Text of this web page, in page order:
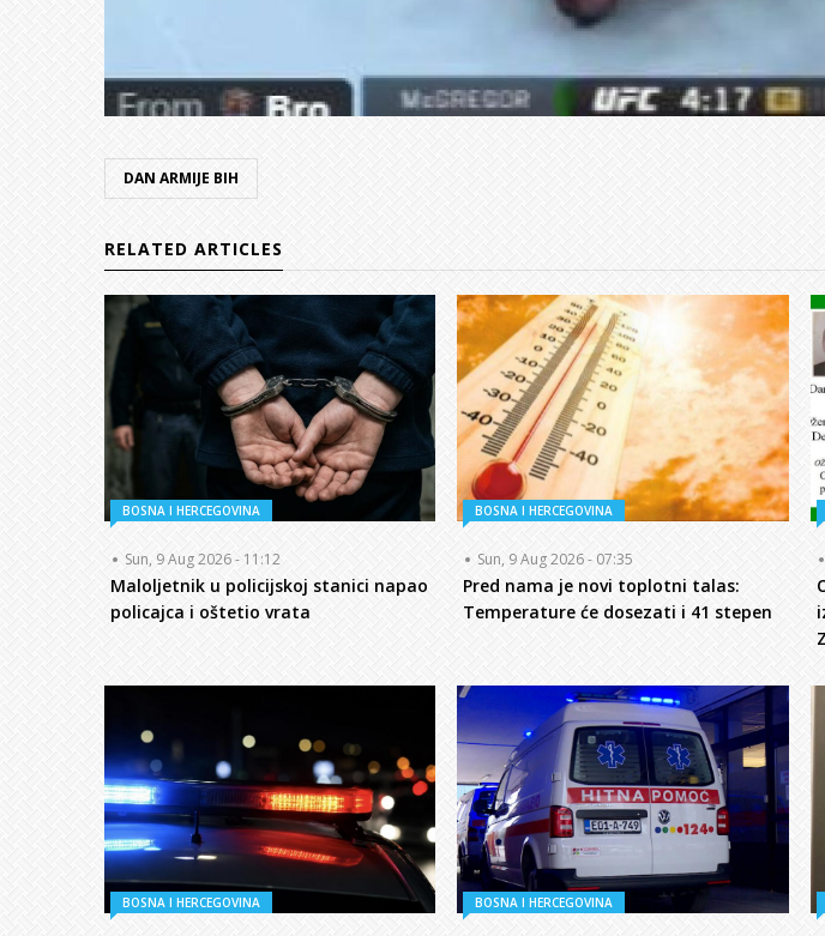
DAN ARMIJE BIH
RELATED ARTICLES
BOSNA I HERCEGOVINA
Sun, 9 Aug 2026 - 11:12
Maloljetnik u policijskoj stanici napao
policajca i oštetio vrata
BOSNA I HERCEGOVINA
Sun, 9 Aug 2026 - 07:35
Pred nama je novi toplotni talas:
Temperature će dosezati i 41 stepen
BOSNA I HERCEGOVINA BOSNA I HERCEGOVINA